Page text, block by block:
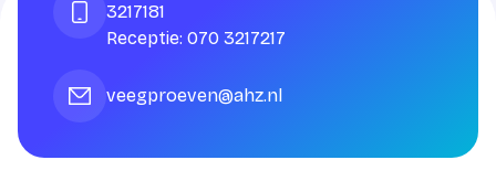
3217181
Receptie: 070 3217217
veegproeven@ahz.nl